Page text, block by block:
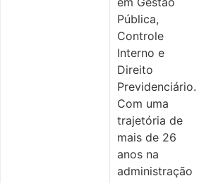
Pública,
Controle
Interno e
Direito
Previdenciário.
Com uma
trajetória de
mais de 26
anos na
administração